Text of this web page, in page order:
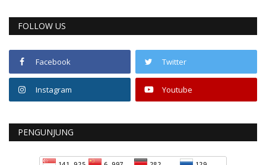
FOLLOW US
Facebook Twitter
Instagram Youtube
PENGUNJUNG